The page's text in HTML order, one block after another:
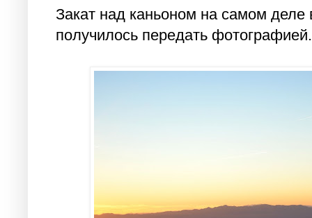
Закат над каньоном на самом деле
получилось передать фотографией.